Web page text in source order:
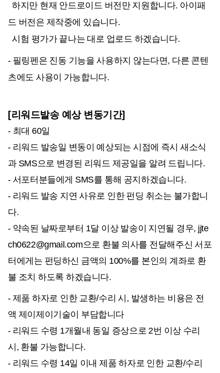
하지만 현재 안드로이드 버전만 지원합니다. 아이패
드 버전은 제작중에 있습니다.
시험 평가가 끝나는 대로 업로드 하겠습니다.
- 필링펜은 진동 기능을 사용하지 않는다면, 다른 콘텐
츠에도 사용이 가능합니다.
[리워드발송 예상 변동기간]
- 최대 60일
- 리워드 발송일 변동이 예상되는 시점에 즉시 새소식
과 SMS으로 변경된 리워드 제공일을 알려 드립니다.
- 서포터분들에게 SMS를 통해 공지하겠습니다.
- 리워드 발송 지연 사유로 인한 펀딩 취소는 불가합니
다.
- 약속된 날짜로부터 1달 이상 발송이 지연될 경우, jjte
ch0622@gmail.com으로 환불 의사를 전달해주신 서포
터에게는 펀딩하신 금액의 100%를 본인의 계좌로 환
불 조치 하도록 하겠습니다.
- 제품 하자로 인한 교환/수리 시, 발생하는 비용은 전
액 제이제이기술이 부담합니다
- 리워드 수령 1개월내 동일 증상으로 2번 이상 수리
시, 환불 가능합니다.
- 리워드 수령 14일 이내 제품 하자로 인한 교환/수리